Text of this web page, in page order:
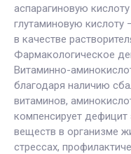
аспарагиновую
глутаминовую кислоту
в качестве
Фармакологическое
Витаминно-
благодаря наличию
витаминов,
компенсирует дефицит
веществ в организме
стрессах,